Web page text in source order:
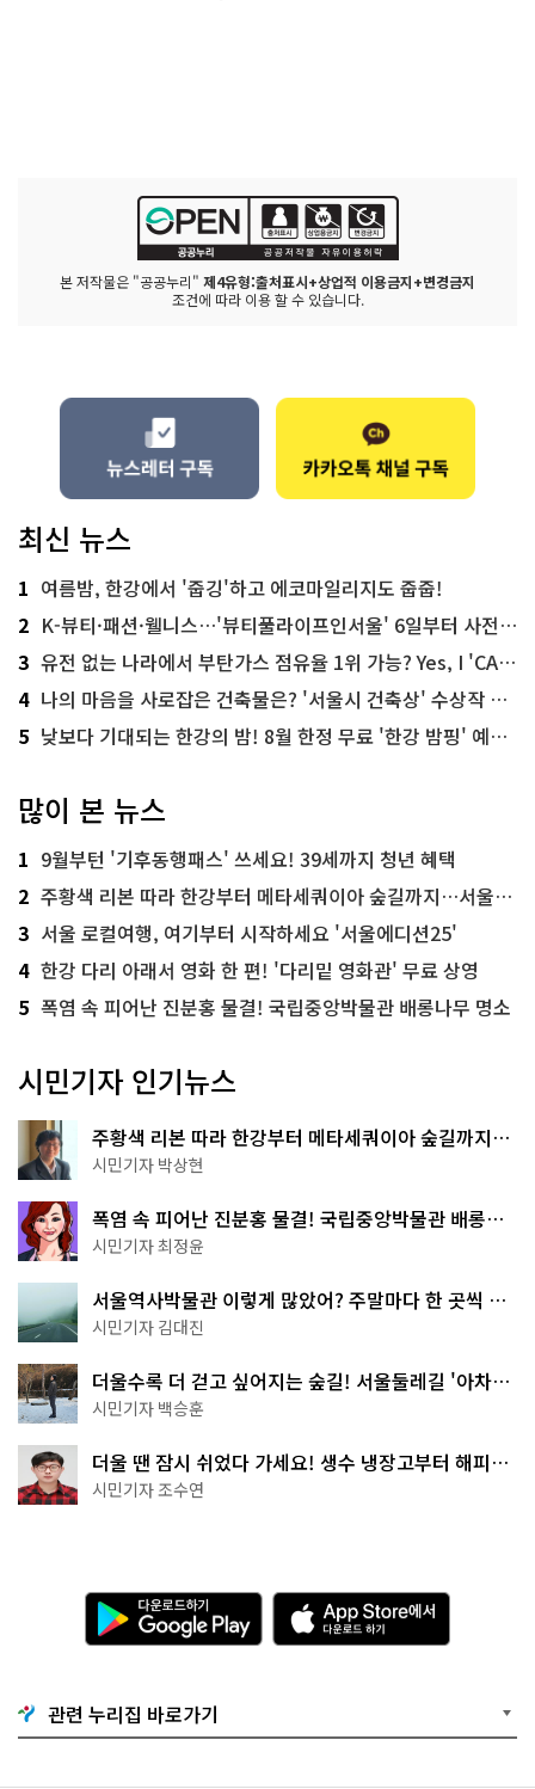
본 저작물은 "공공누리" 제4유형:출처표시+상업적 이용금지+변경금지
조건에 따라 이용 할 수 있습니다.
최신 뉴스
1 여름밤, 한강에서 '줍깅'하고 에코마일리지도 줍줍!
2 K-뷰티·패션·웰니스…'뷰티풀라이프인서울' 6일부터 사전 예약
3 유전 없는 나라에서 부탄가스 점유율 1위 가능? Yes, I 'CAN'
4 나의 마음을 사로잡은 건축물은? '서울시 건축상' 수상작 공개!
5 낮보다 기대되는 한강의 밤! 8월 한정 무료 '한강 밤핑' 예약은?
많이 본 뉴스
1 9월부턴 '기후동행패스' 쓰세요! 39세까지 청년 혜택
2 주황색 리본 따라 한강부터 메타세쿼이아 숲길까지…서울둘레길 15코스
3 서울 로컬여행, 여기부터 시작하세요 '서울에디션25'
4 한강 다리 아래서 영화 한 편! '다리밑 영화관' 무료 상영
5 폭염 속 피어난 진분홍 물결! 국립중앙박물관 배롱나무 명소
시민기자 인기뉴스
주황색 리본 따라 한강부터 메타세쿼이아 숲길까지…
서울둘레길 15코스
시민기자 박상현
폭염 속 피어난 진분홍 물결! 국립중앙박물관 배롱나
무 명소
시민기자 최정윤
서울역사박물관 이렇게 많았어? 주말마다 한 곳씩 떠
나는 역사 산책
시민기자 김대진
더울수록 더 걷고 싶어지는 숲길! 서울둘레길 '아차산
코스'
시민기자 백승훈
더울 땐 잠시 쉬었다 가세요! 생수 냉장고부터 해피소
·무더위쉼터까지
시민기자 조수연
다
운
로
기
G
o
g
A
p
p
e
서
관련 누리집 바로가기